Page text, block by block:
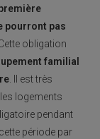
pourront pas
obligation
familial
. Il est très
logements
pendant
période par